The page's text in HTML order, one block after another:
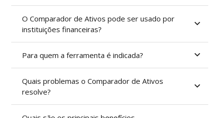
O Comparador de Ativos pode ser usado por
instituições financeiras?
Para quem a ferramenta é indicada?
Quais problemas o Comparador de Ativos
resolve?